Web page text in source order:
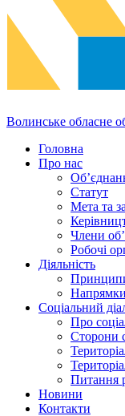
Волинське обласне
Головна
Про нас
Статут
Мета та
Члени
Робочі
Діяльність
Принципи
Напрямки
Соціальний
Про
Сторони
Питання
Новини
Контакти